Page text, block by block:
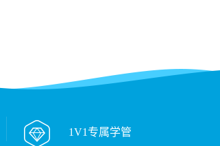
1V1专属学管